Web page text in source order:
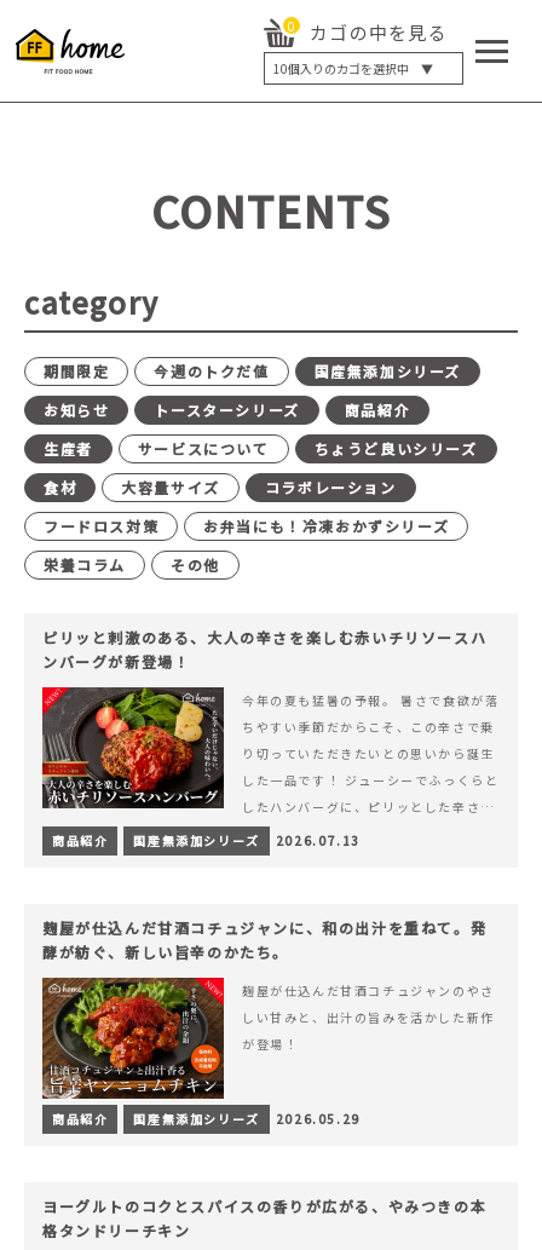
0 カゴの中を見る
10個入りのカゴを選択中 ▼
5個入り
20個入り
最大12%OFF
CONTENTS
category
期間限定 今週のトクだ値
国産無添加シリーズ
お知らせ
トースターシリーズ
商品紹介
生産者
サービスについて
ちょうど良いシリーズ
食材
大容量サイズ
コラボレーション
フードロス対策
お弁当にも！冷凍おかずシリーズ
栄養コラム
その他
ピリッと刺激のある、大人の辛さを楽しむ赤いチリソースハ
ンバーグが新登場！
今年の夏も猛暑の予報。 暑さで食欲が落
ちやすい季節だからこそ、この辛さで乗
り切っていただきたいとの思いから誕生
した一品です！ ジューシーでふっくらと
したハンバーグに、ピリッとした辛さと
コク深い旨みが楽しめる特製チリソース
&hellip; 続きを読む ピリッと刺激のあ
商品紹介 国産無添加シリーズ 2026.07.13
麹屋が仕込んだ甘酒コチュジャンに、和の出汁を重ねて。発
酵が紡ぐ、新しい旨辛のかたち。
麹屋が仕込んだ甘酒コチュジャンのやさ
しい甘みと、出汁の旨みを活かした新作
が登場！
商品紹介 国産無添加シリーズ 2026.05.29
ヨーグルトのコクとスパイスの香りが広がる、やみつきの本
格タンドリーチキン